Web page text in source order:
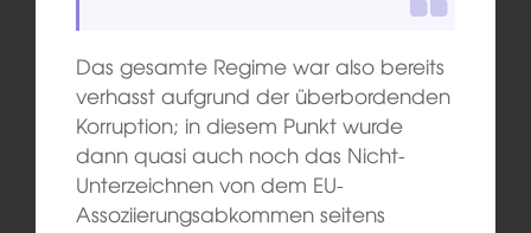
Das gesamte Regime war also bereits
verhasst aufgrund der überbordenden
Korruption; in diesem Punkt wurde
dann quasi auch noch das Nicht-
Unterzeichnen von dem EU-
Assoziierungsabkommen seitens